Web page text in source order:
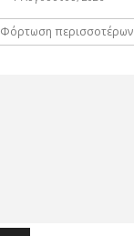
Φόρτωση περισσοτέρων